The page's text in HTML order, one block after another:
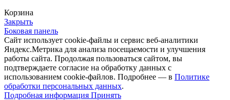
Корзина
Закрыть
Боковая панель
Сайт использует cookie-файлы и сервис веб-аналитики
Яндекс.Метрика для анализа посещаемости и улучшения
работы сайта. Продолжая пользоваться сайтом, вы
подтверждаете согласие на обработку данных с
использованием cookie-файлов. Подробнее — в Политике
обработки персональных данных.
Подробная информация Подробная
Принять